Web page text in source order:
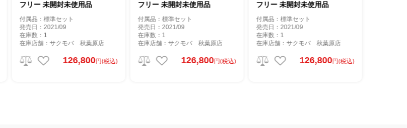
フリー 未開封未使用品
付属品：標準セット
発売日：2021/09
在庫数：1
在庫店舗：サクモバ 秋葉原店
126,800円(税込)
フリー 未開封未使用品
付属品：標準セット
発売日：2021/09
在庫数：1
在庫店舗：サクモバ 秋葉原店
126,800円(税込)
フリー 未開封未使用品
付属品：標準セット
発売日：2021/09
在庫数：1
在庫店舗：サクモバ 秋葉原店
126,800円(税込)